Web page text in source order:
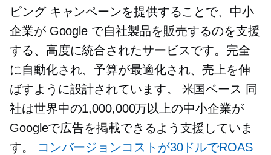
ピング キャンペーンを提供することで、中小
企業が Google で自社製品を販売するのを支援
する、高度に統合されたサービスです。完全
に自動化され、予算が最適化され、売上を伸
ばすように設計されています。 米国ベース 同
社は世界中の1,000,000万以上の中小企業が
Googleで広告を掲載できるよう支援していま
す。
コンバージョンコストが30ドルでROAS